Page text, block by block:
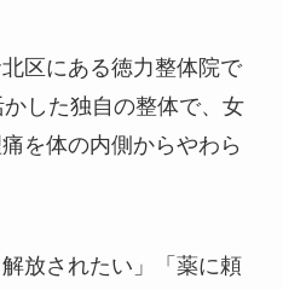
区にある徳力整体院で
した独自の整体で、女
を体の内側からやわら
放されたい」「薬に頼